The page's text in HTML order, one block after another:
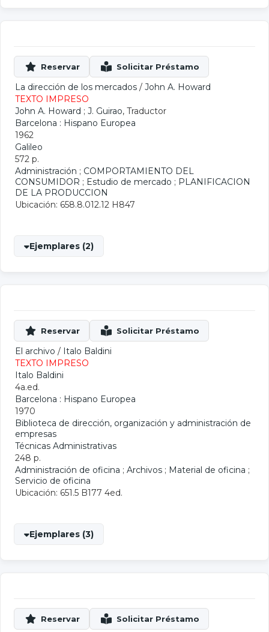
La dirección de los mercados / John A. Howard
TEXTO IMPRESO
John A. Howard ; J. Guirao, Traductor
Barcelona : Hispano Europea
1962
Galileo
572 p.
Administración ; COMPORTAMIENTO DEL
CONSUMIDOR ; Estudio de mercado ; PLANIFICACION
DE LA PRODUCCION
Ubicación: 658.8.012.12 H847
Ejemplares (2)
El archivo / Italo Baldini
TEXTO IMPRESO
Italo Baldini
4a.ed.
Barcelona : Hispano Europea
1970
Biblioteca de dirección, organización y administración de
empresas
Técnicas Administrativas
248 p.
Administración de oficina ; Archivos ; Material de oficina ;
Servicio de oficina
Ubicación: 651.5 B177 4ed.
Ejemplares (3)